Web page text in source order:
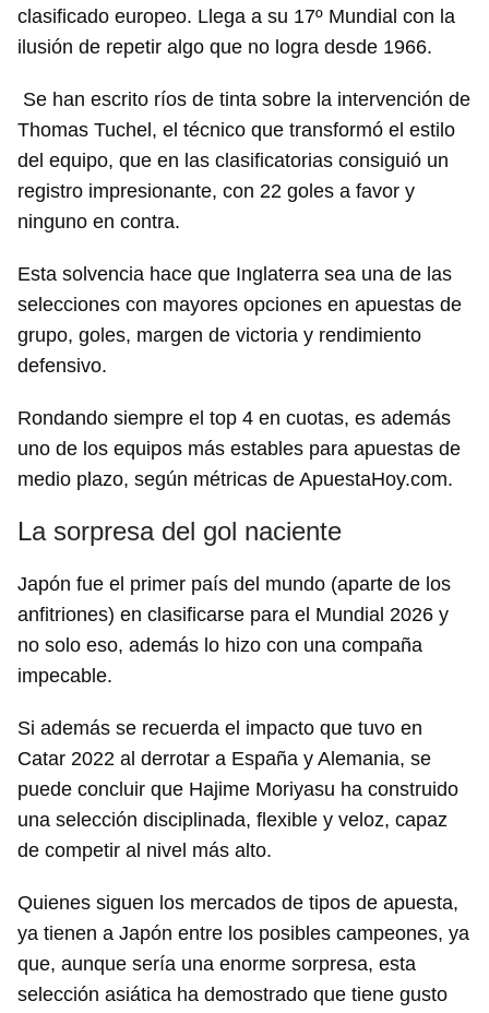
Guardar como favorito
Para poder guardar como favorito, primero has de
iniciar sesión con tu cuenta de 14ymedio.
clasificado europeo. Llega a su 17º Mundial con la
ilusión de repetir algo que no logra desde 1966.
Se han escrito ríos de tinta sobre la intervención de
Thomas Tuchel, el técnico que transformó el estilo
del equipo, que en las clasificatorias consiguió un
registro impresionante, con 22 goles a favor y
ninguno en contra.
Esta solvencia hace que Inglaterra sea una de las
selecciones con mayores opciones en apuestas de
grupo, goles, margen de victoria y rendimiento
defensivo.
Rondando siempre el top 4 en cuotas, es además
uno de los equipos más estables para apuestas de
medio plazo, según métricas de ApuestaHoy.com.
La sorpresa del gol naciente
Japón fue el primer país del mundo (aparte de los
anfitriones) en clasificarse para el Mundial 2026 y
no solo eso, además lo hizo con una compaña
impecable.
Si además se recuerda el impacto que tuvo en
Catar 2022 al derrotar a España y Alemania, se
puede concluir que Hajime Moriyasu ha construido
una selección disciplinada, flexible y veloz, capaz
de competir al nivel más alto.
Quienes siguen los mercados de tipos de apuesta,
ya tienen a Japón entre los posibles campeones, ya
que, aunque sería una enorme sorpresa, esta
selección asiática ha demostrado que tiene gusto